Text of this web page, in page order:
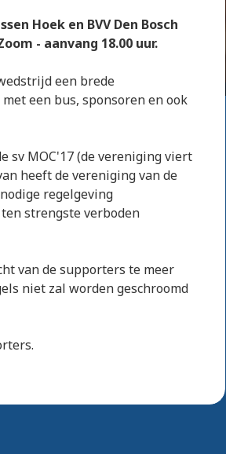
Hoek en BVV Den Bosch
- aanvang 18.00 uur.
een brede
een bus, sponsoren en ook
sv MOC'17 (de vereniging viert
heeft de vereniging van de
regelgeving
strengste verboden
van de supporters te meer
niet zal worden geschroomd